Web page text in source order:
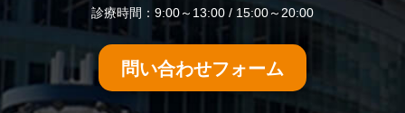
診療時間：9:00～13:00 / 15:00～20:00
問い合わせフォーム